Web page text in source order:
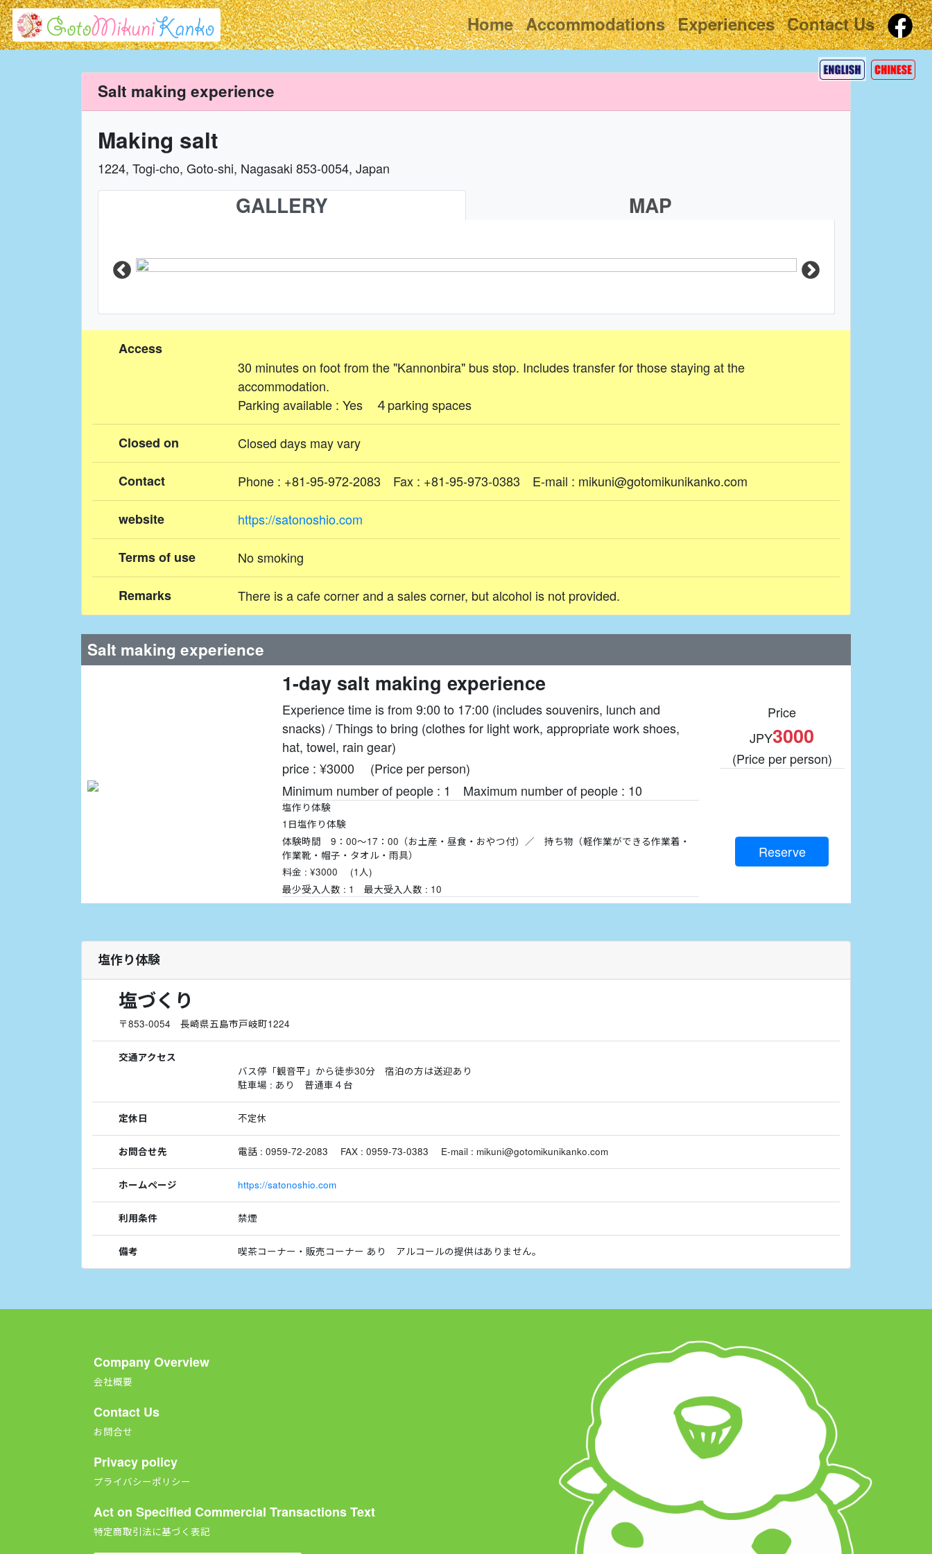
Home Accommodations Experiences Contact Us
Salt making experience
Making salt
1224, Togi-cho, Goto-shi, Nagasaki 853-0054, Japan
GALLERY MAP
Access
30 minutes on foot from the "Kannonbira" bus stop. Includes transfer for those staying at the
accommodation.
Parking available : Yes ４parking spaces
Closed on Closed days may vary
Contact Phone : +81-95-972-2083 Fax : +81-95-973-0383 E-mail : mikuni@gotomikunikanko.com
website https://satonoshio.com
Terms of use No smoking
Remarks There is a cafe corner and a sales corner, but alcohol is not provided.
Salt making experience
1-day salt making experience
Experience time is from 9:00 to 17:00 (includes souvenirs, lunch and
snacks) / Things to bring (clothes for light work, appropriate work shoes,
hat, towel, rain gear)
price : ¥3000 (Price per person)
Minimum number of people : 1 Maximum number of people : 10
Price
JPY3000
(Price per person)
塩作り体験
1日塩作り体験
体験時間 9：00～17：00（お土産・昼食・おやつ付）／ 持ち物（軽作業ができる作業着・
作業靴・帽子・タオル・雨具）
料金 : ¥3000 (1人)
最少受入人数 : 1 最大受入人数 : 10
Reserve
塩作り体験
塩づくり
〒853-0054 長崎県五島市戸岐町1224
交通アクセス
バス停「観音平」から徒歩30分 宿泊の方は送迎あり
駐車場 : あり 普通車４台
定休日 不定休
お問合せ先 電話 : 0959-72-2083 FAX : 0959-73-0383 E-mail : mikuni@gotomikunikanko.com
ホームページ https://satonoshio.com
利用条件 禁煙
備考 喫茶コーナー・販売コーナー あり アルコールの提供はありません。
Company Overview
会社概要
Contact Us
お問合せ
Privacy policy
プライバシーポリシー
Act on Specified Commercial Transactions Text
特定商取引法に基づく表記